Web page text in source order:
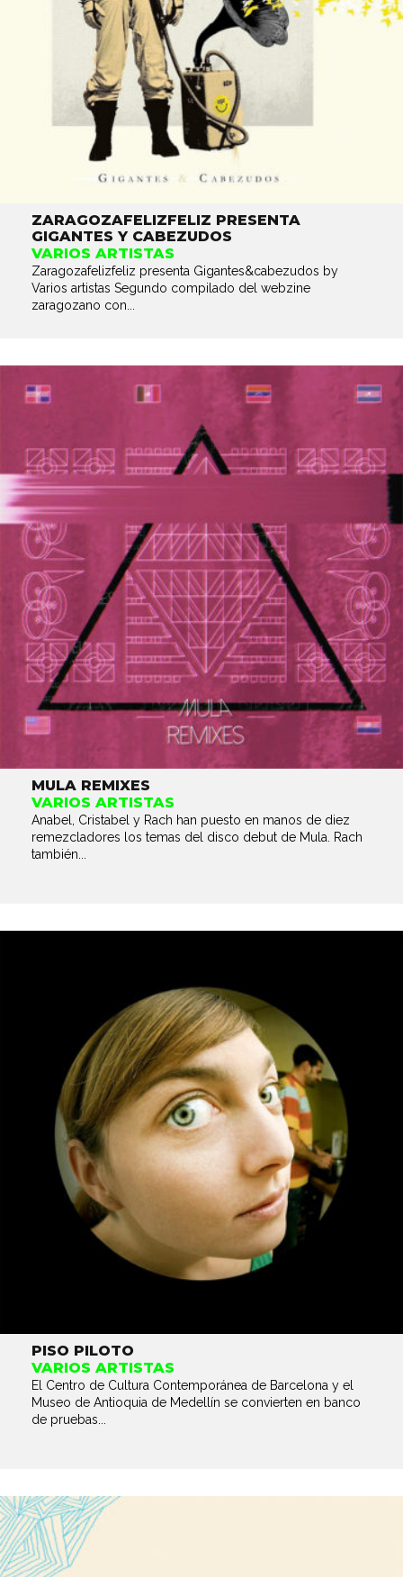
ZARAGOZAFELIZFELIZ PRESENTA
GIGANTES Y CABEZUDOS
VARIOS ARTISTAS
Zaragozafelizfeliz presenta Gigantes&cabezudos by
Varios artistas Segundo compilado del webzine
zaragozano con...
MULA REMIXES
VARIOS ARTISTAS
Anabel, Cristabel y Rach han puesto en manos de diez
remezcladores los temas del disco debut de Mula. Rach
también...
PISO PILOTO
VARIOS ARTISTAS
El Centro de Cultura Contemporánea de Barcelona y el
Museo de Antioquia de Medellín se convierten en banco
de pruebas...